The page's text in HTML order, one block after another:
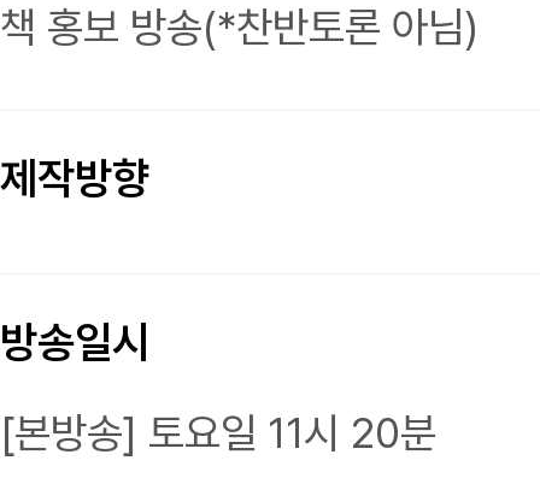
책 홍보 방송(*찬반토론 아님)
제작방향
방송일시
[본방송] 토요일 11시 20분